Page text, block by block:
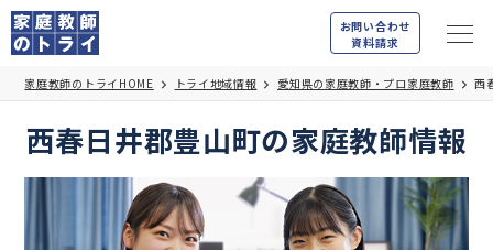
お問い合わせ
資料請求
家庭教師のトライHOME トライ地域情報 愛知県の家庭教師・プロ家庭教師 西
西春日井郡豊山町の家庭教師情報